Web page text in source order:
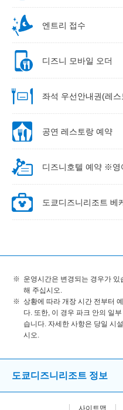
엔트리 접수
디즈니 모바일 오더
좌석 우선안내권(레
공연 레스토랑 예약
디즈니호텔 예약 ※영
도쿄디즈니리조트 베
운영시간은 변경되는 경우가
해 주십시오.
상황에 따라 개장 시간 전부터
다. 또한, 이 경우 파크 안의 일
습니다. 자세한 사항은 당일 시
시오.
도쿄디즈니리조트 정보